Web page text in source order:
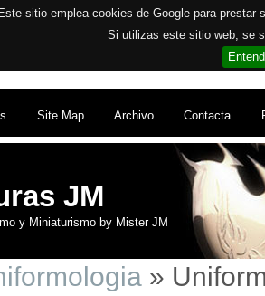
Este sitio emplea cookies de Google para
Si utilizas este sitio web, se
Site Map Archivo Contacta
JM
y Miniaturismo by Mister JM
»